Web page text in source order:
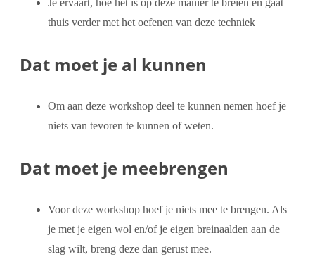
thuis verder met het oefenen van deze techniek
Dat moet je al kunnen
Om aan deze workshop deel te kunnen nemen hoef je
niets van tevoren te kunnen of weten.
Dat moet je meebrengen
Voor deze workshop hoef je niets mee te brengen. Als
je met je eigen wol en/of je eigen breinaalden aan de
slag wilt, breng deze dan gerust mee.